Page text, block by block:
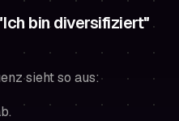
bin diversifiziert"
sieht so aus: